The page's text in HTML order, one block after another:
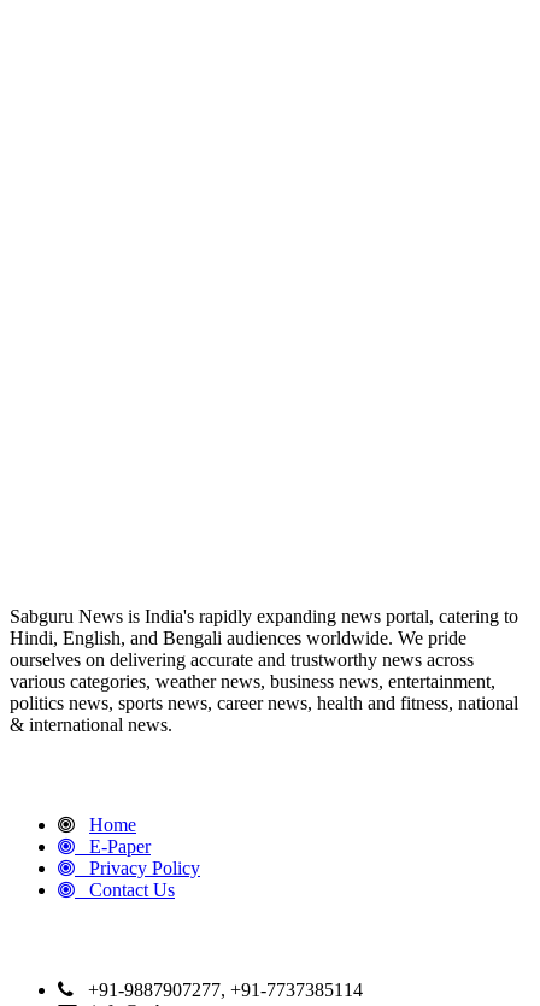
Sabguru News is India's rapidly expanding news portal, catering to
Hindi, English, and Bengali audiences worldwide. We pride
ourselves on delivering accurate and trustworthy news across
various categories, weather news, business news, entertainment,
politics news, sports news, career news, health and fitness, national
& international news.
Home
E-Paper
Privacy Policy
Contact Us
+91-9887907277, +91-7737385114